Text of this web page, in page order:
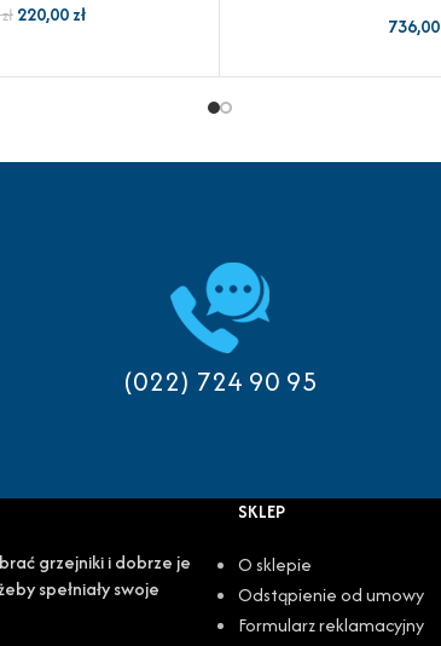
zł 220,00zł
736,00
(022) 724 90 95
grzejniki i dobrze je
spełniały swoje
SKLEP
O sklepie
Odstąpienie od umowy
Formularz reklamacyjny